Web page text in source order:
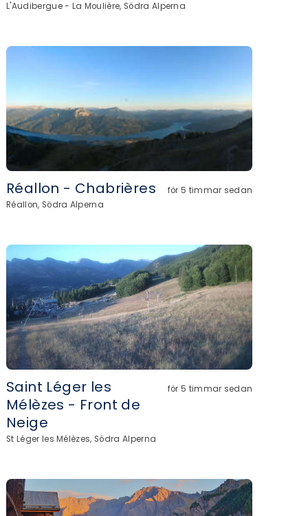
L'Audibergue - La Moulière, Södra Alperna
Réallon - Chabrières
för 5 timmar sedan
Réallon, Södra Alperna
Saint Léger les
Mélèzes - Front de
Neige
för 5 timmar sedan
St Léger les Mélèzes, Södra Alperna